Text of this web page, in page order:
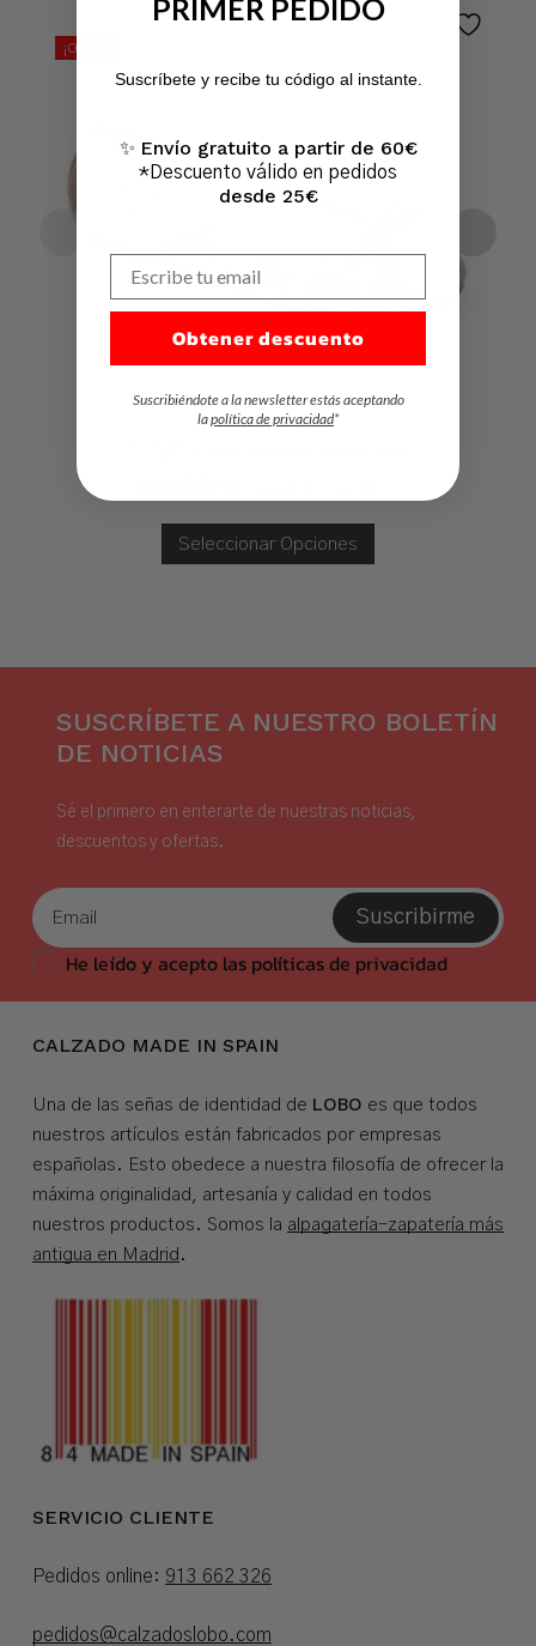
¡Oferta!
Precio
Original
Era:
34,00 €.
Precio
Actual
Es:
18,00 €.
Seleccionar Opciones
SUSCRÍBETE A NUESTRO BOLETÍN
DE NOTICIAS
Sé el primero en enterarte de nuestras noticias,
descuentos y ofertas.
Suscribirme
He leído y acepto las políticas de privacidad
CALZADO MADE IN SPAIN
Una de las señas de identidad de LOBO es que todos
nuestros artículos están fabricados por empresas
españolas. Esto obedece a nuestra filosofía de ofrecer la
máxima originalidad, artesanía y calidad en todos
nuestros productos. Somos la alpagatería-zapatería más
antigua en Madrid .
SERVICIO CLIENTE
Pedidos online: 913 662 326
pedidos@calzadoslobo.com
PRIMER PEDIDO
Suscríbete y recibe tu código al instante.
✨ Envío gratuito a partir de 60€
*Descuento válido en pedidos
desde 25€
Obtener descuento
Suscribiéndote a la newsletter estás aceptando
lapolítica de privacidad*